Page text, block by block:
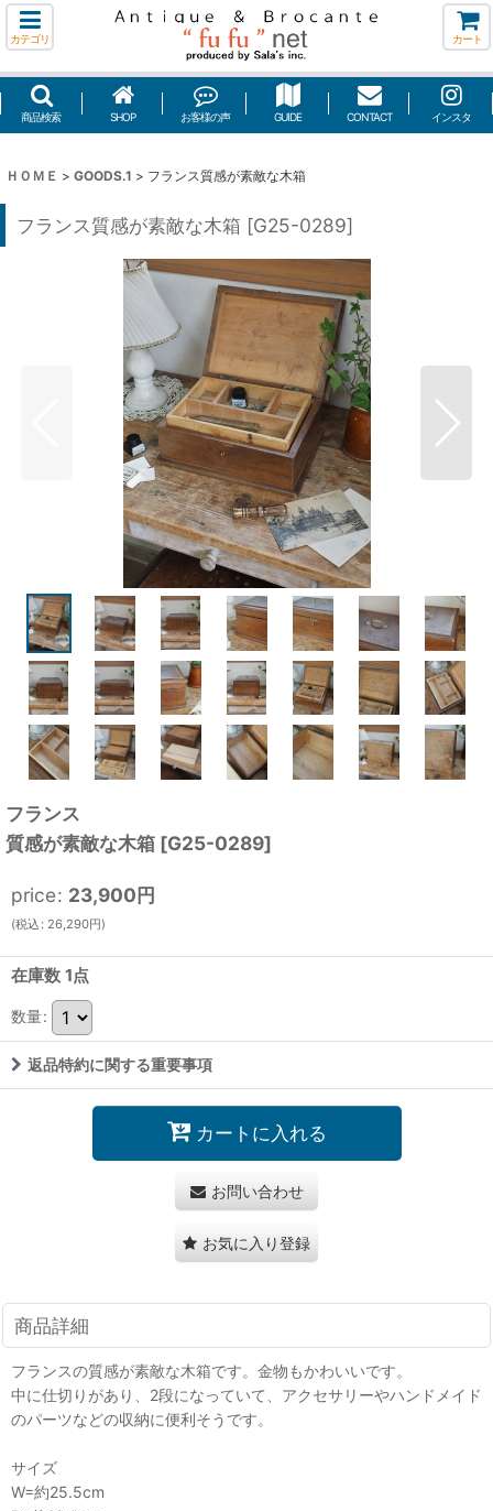
カテゴリ カート
商品検索 SHOP お客様の声 GUIDE CONTACT インスタ
ＨＯＭＥ > GOODS.1 > フランス質感が素敵な木箱
フランス質感が素敵な木箱 [G25-0289]
フランス
質感が素敵な木箱 [G25-0289]
price: 23,900円
(税込 : 26,290円)
在庫数 1点
数量:
返品特約に関する重要事項
カートに入れる
お問い合わせ
お気に入り登録
商品詳細
フランスの質感が素敵な木箱です。金物もかわいいです。
中に仕切りがあり、2段になっていて、アクセサリーやハンドメイド
のパーツなどの収納に便利そうです。
サイズ
W=約25.5cm